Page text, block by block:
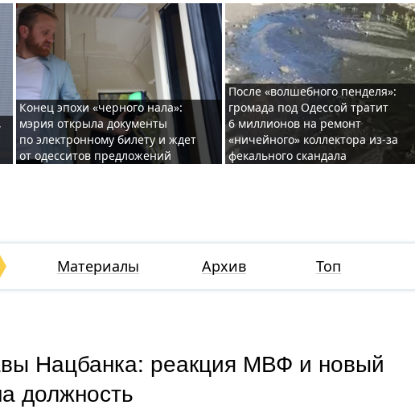
Конец эпохи «черного нала»:
мэрия открыла документы
по электронному билету и ждет
от одесситов предложений
После «волшебного пенделя»:
громада под Одессой тратит
6 миллионов на ремонт
«ничейного» коллектора из-за
фекального скандала
Материалы Архив Топ
Нацбанка: реакция МВФ и новый
должность